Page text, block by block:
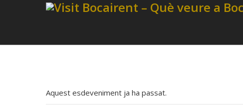
Aquest esdeveniment ja ha passat.